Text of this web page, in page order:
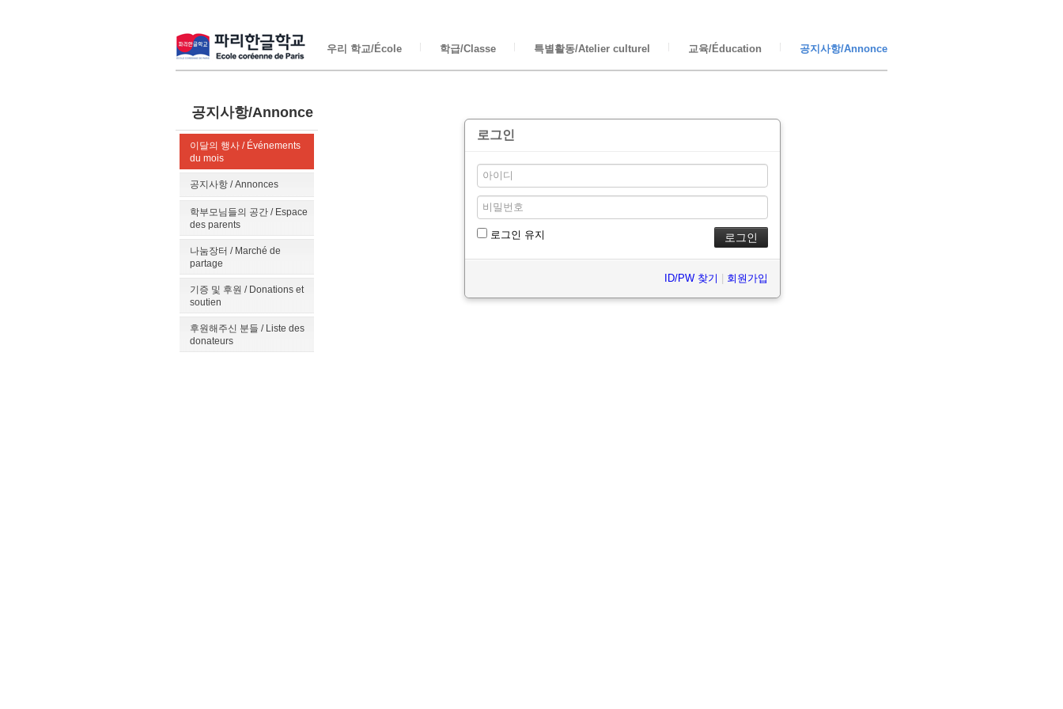
우리 학교/École 학급/Classe 특별활동/Atelier culturel 교육/Éducation 공지사항/Annonce
공지사항/Annonce
이달의 행사 / Événements
du mois
공지사항 / Annonces
학부모님들의 공간 / Espace
des parents
나눔장터 / Marché de
partage
기증 및 후원 / Donations et
soutien
후원해주신 분들 / Liste des
donateurs
로그인
로그인 유지
ID/PW 찾기 회원가입